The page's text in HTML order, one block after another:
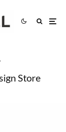
Store